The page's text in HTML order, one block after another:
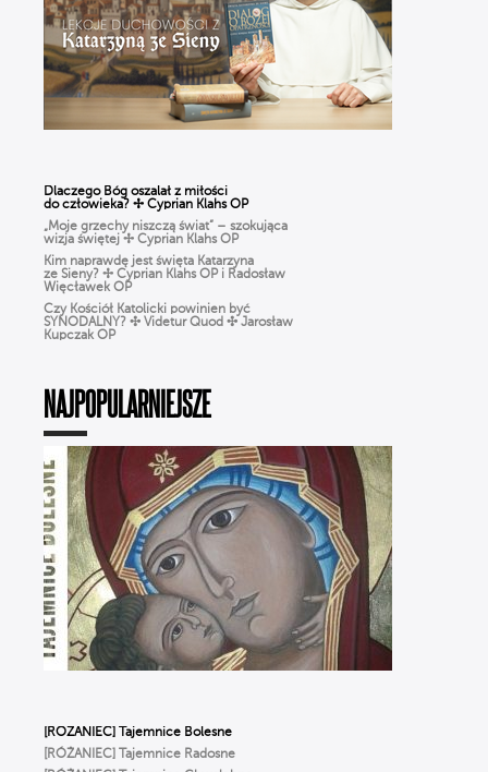
„Moje grzechy niszczą świat” – szokująca
wizja świętej ✢ Cyprian Klahs OP
Kim naprawdę jest święta Katarzyna
ze Sieny? ✢ Cyprian Klahs OP i Radosław
Więcławek OP
Czy Kościół Katolicki powinien być
SYNODALNY? ✣ Videtur Quod ✣ Jarosław
Kupczak OP
Czy Boże Narodzenie to pogańskie święto?
działanie DUCHA ŚWIĘTEGO?
Różaniec dla ludzi ZMĘCZONYCH życiem.
Jak modlić się, gdy BRAK CZASU? | Michał
Szałkowski OP
Ciało nie jest GRZESZNE. Ks. Woźniak
o WCIELENIU Boga i prawdziwym
człowieczeństwie
WIERZYMY… ALE ŹLE, czyli Ks. Strzelczyk
o BŁĘDACH w wierze, które popełniamy
na co dzień
To NIE jest modlitwa dla starszych ludzi!
Odkryj moc RÓŻAŃCA | Michał Szałkowski
OP
Dlaczego Bóg oszalał z miłości
do człowieka? ✢ Cyprian Klahs OP
NAJPOPULARNIEJSZE
[RÓŻANIEC] Tajemnice Radosne
[RÓŻANIEC] Tajemnice Chwalebne